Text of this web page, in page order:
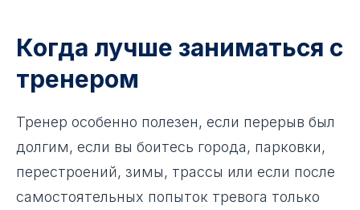
Когда лучше заниматься с
тренером
Тренер особенно полезен, если перерыв был
долгим, если вы боитесь города, парковки,
перестроений, зимы, трассы или если после
самостоятельных попыток тревога только